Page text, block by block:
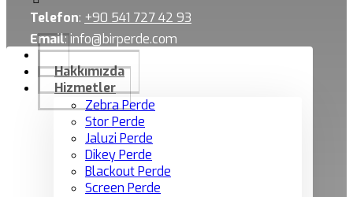
Telefon: +90 541 727 42 93
Email:info@birperde.com
Hakkımızda
Hizmetler
Zebra Perde
Stor Perde
Jaluzi Perde
Dikey Perde
Blackout Perde
Screen Perde